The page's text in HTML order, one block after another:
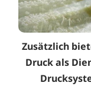
Zusätzlich
Druck als